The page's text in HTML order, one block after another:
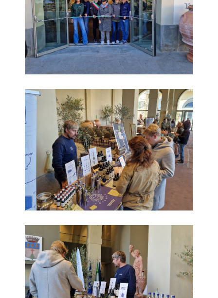
Frant'Olio 2023_10
Frant'Olio_12